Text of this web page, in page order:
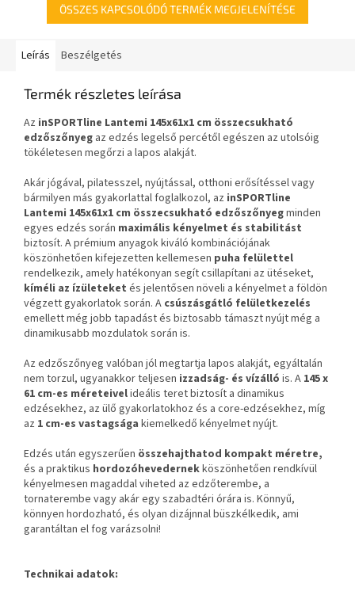
ÖSSZES KAPCSOLÓDÓ TERMÉK MEGJELENÍTÉSE
Leírás Beszélgetés
Termék részletes leírása
Az inSPORTline Lantemi 145x61x1 cm összecsukható
edzőszőnyeg az edzés legelső percétől egészen az utolsóig
tökéletesen megőrzi a lapos alakját.
Akár jógával, pilatesszel, nyújtással, otthoni erősítéssel vagy
bármilyen más gyakorlattal foglalkozol, az inSPORTline
Lantemi 145x61x1 cm összecsukható edzőszőnyegminden
egyes edzés során maximális kényelmet és stabilitást
biztosít. A prémium anyagok kiváló kombinációjának
köszönhetően kifejezetten kellemesen puha felülettel
rendelkezik, amely hatékonyan segít csillapítani az ütéseket,
kíméli az ízületeket és jelentősen növeli a kényelmet a földön
végzett gyakorlatok során. A csúszásgátló felületkezelés
emellett még jobb tapadást és biztosabb támaszt nyújt még a
dinamikusabb mozdulatok során is.
Az edzőszőnyeg valóban jól megtartja lapos alakját, egyáltalán
nem torzul, ugyanakkor teljesen izzadság- és vízálló is. A 145 x
61 cm-es méreteivelideális teret biztosít a dinamikus
edzésekhez, az ülő gyakorlatokhoz és a core-edzésekhez, míg
az 1 cm-es vastagsága kiemelkedő kényelmet nyújt.
Edzés után egyszerűen összehajthatod kompakt méretre,
és a praktikus hordozóhevedernekköszönhetően rendkívül
kényelmesen magaddal viheted az edzőterembe, a
tornaterembe vagy akár egy szabadtéri órára is. Könnyű,
könnyen hordozható, és olyan dizájnnal büszkélkedik, ami
garantáltan el fog varázsolni!
Technikai adatok: